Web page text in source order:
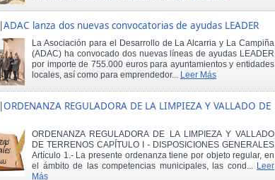
|ADAC lanza dos nuevas convocatorias de ayudas LEADER
La Asociación para el Desarrollo de La Alcarria y La Campiña
(ADAC) ha convocado dos nuevas líneas de ayudas LEADER
por importe de 755.000 euros para ayuntamientos y entidades
locales, así como para emprendedor... Leer Más
|ORDENANZA REGULADORA DE LA LIMPIEZA Y VALLADO DE
ORDENANZA REGULADORA DE LA LIMPIEZA Y VALLADO
DE TERRENOS CAPÍTULO I - DISPOSICIONES GENERALES
Artículo 1.- La presente ordenanza tiene por objeto regular, en
el ámbito de las competencias municipales, las cond... Leer
Más